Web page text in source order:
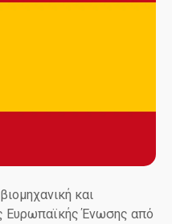
και
Ευρωπαϊκής Ένωσης από